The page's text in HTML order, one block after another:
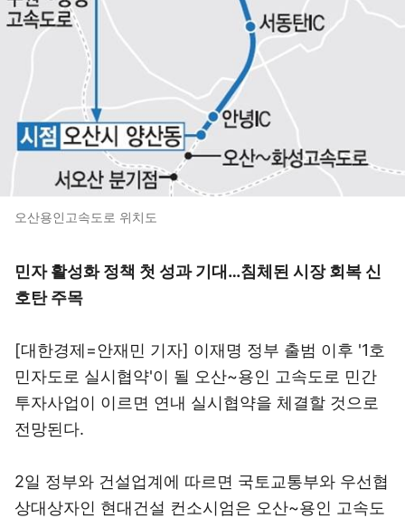
오산용인고속도로 위치도
민자 활성화 정책 첫 성과 기대…침체된 시장 회복 신
호탄 주목
[대한경제=안재민 기자] 이재명 정부 출범 이후 '1호
민자도로 실시협약'이 될 오산~용인 고속도로 민간
투자사업이 이르면 연내 실시협약을 체결할 것으로
전망된다.
2일 정부와 건설업계에 따르면 국토교통부와 우선협
상대상자인 현대건설 컨소시엄은 오산~용인 고속도